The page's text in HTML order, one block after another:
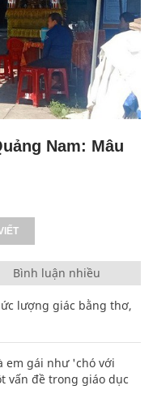
Nam: Mâu
Bình luận nhiều
lượng giác bằng thơ,
em gái như 'chó với
vấn đề trong giáo dục